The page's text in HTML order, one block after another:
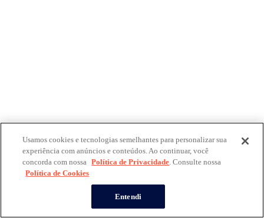
Usamos cookies e tecnologias semelhantes para personalizar sua
experiência com anúncios e conteúdos. Ao continuar, você
concorda com nossa Política de Privacidade. Consulte nossa
Política de Cookies
Entendi